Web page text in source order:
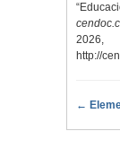
2026,
http://
←